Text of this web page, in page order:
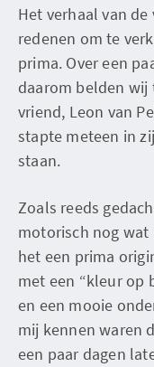
Het verhaal van
redenen om te
prima. Over een
daarom belden wij
vriend, Leon van
stapte meteen in
staan.
Zoals reeds
motorisch nog wat
het een prima
met een “kleur op
en een mooie
mij kennen waren
een paar dagen